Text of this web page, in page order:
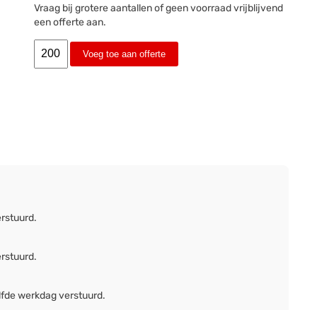
Vraag bij grotere aantallen of geen voorraad vrijblijvend
een offerte aan.
Voeg toe aan offerte
werkdag verstuurd.